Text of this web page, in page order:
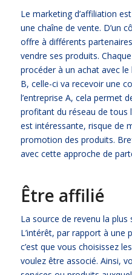
Le marketing d’affiliation
une chaîne de vente. D’un
offre à différents
vendre ses produits.
procéder à un achat avec le
B, celle-ci va recevoir une
l’entreprise A, cela permet
profitant du réseau de tous
est intéressante, risque de
promotion des produits.
avec cette approche de
Être affilié
La source de revenu la plus
L’intérêt, par rapport à une
c’est que vous choisissez
voulez être associé. Ainsi,